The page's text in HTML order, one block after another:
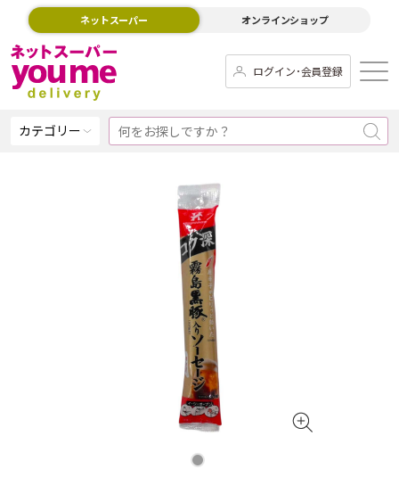
ネットスーパー オンラインショップ
ログイン･会員登録
カテゴリー